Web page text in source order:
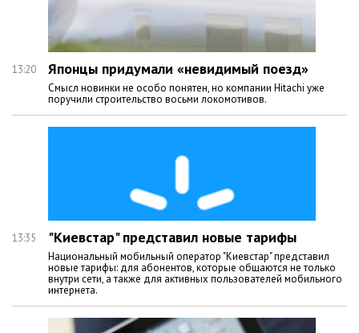
13:20 Японцы придумали «невидимый поезд»
Смысл новинки не особо понятен, но компании Hitachi уже
поручили строительство восьми локомотивов.
13:35 "Киевстар" представил новые тарифы
Национальный мобильный оператор "Киевстар" представил
новые тарифы: для абонентов, которые общаются не только
внутри сети, а также для активных пользователей мобильного
интернета.